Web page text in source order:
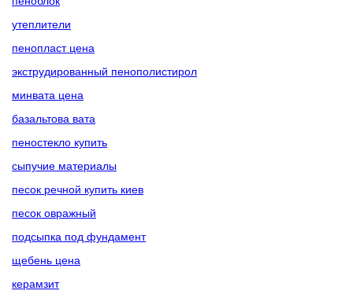
утеплители
пенопласт цена
экструдированный пенополистирол
минвата цена
базальтова вата
пеностекло купить
сыпучие материалы
песок речной купить киев
песок овражный
подсыпка под фундамент
щебень цена
керамзит